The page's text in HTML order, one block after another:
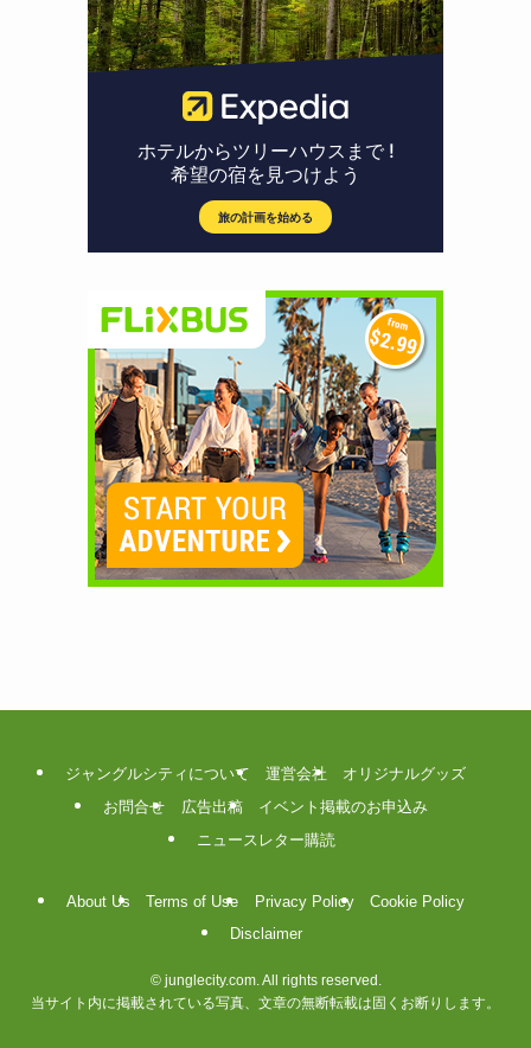
ジャングルシティについて 運営会社
オリジナルグッズ
お問合せ
広告出稿
イベント掲載のお申込み
ニュースレター購読
About Us Terms of Use Privacy Policy
Cookie Policy
Disclaimer
©junglecity.com. All rights reserved.
当サイト内に掲載されている写真、文章の無断転載は固くお断りします。